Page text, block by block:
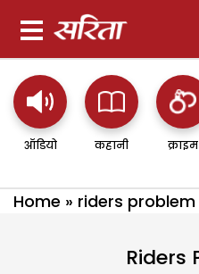
ऑडियो कहानी क्राइम
Home » riders problem
Riders